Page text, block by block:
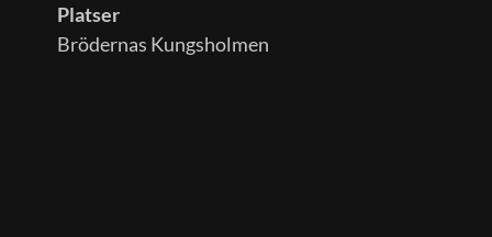
Platser
Brödernas Kungsholmen